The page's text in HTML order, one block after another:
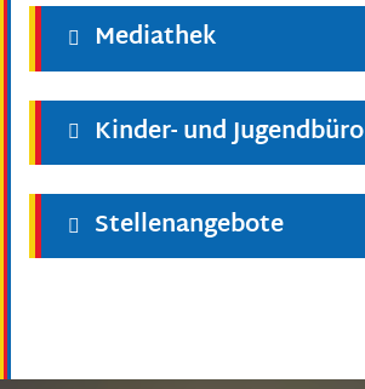
Mediathek
Kinder- und Jugendbüro
Stellenangebote